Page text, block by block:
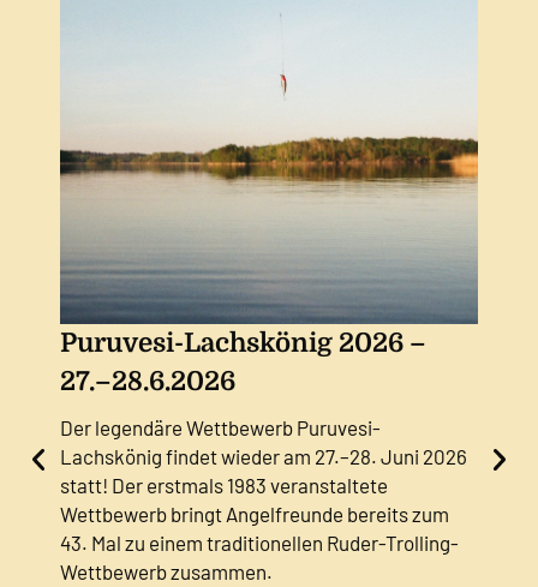
Puruvesi-Lachskönig 2026 –
27.–28.6.2026
Der legendäre Wettbewerb Puruvesi-
Lachskönig findet wieder am 27.–28. Juni 2026
statt! Der erstmals 1983 veranstaltete
Wettbewerb bringt Angelfreunde bereits zum
43. Mal zu einem traditionellen Ruder-Trolling-
Wettbewerb zusammen.